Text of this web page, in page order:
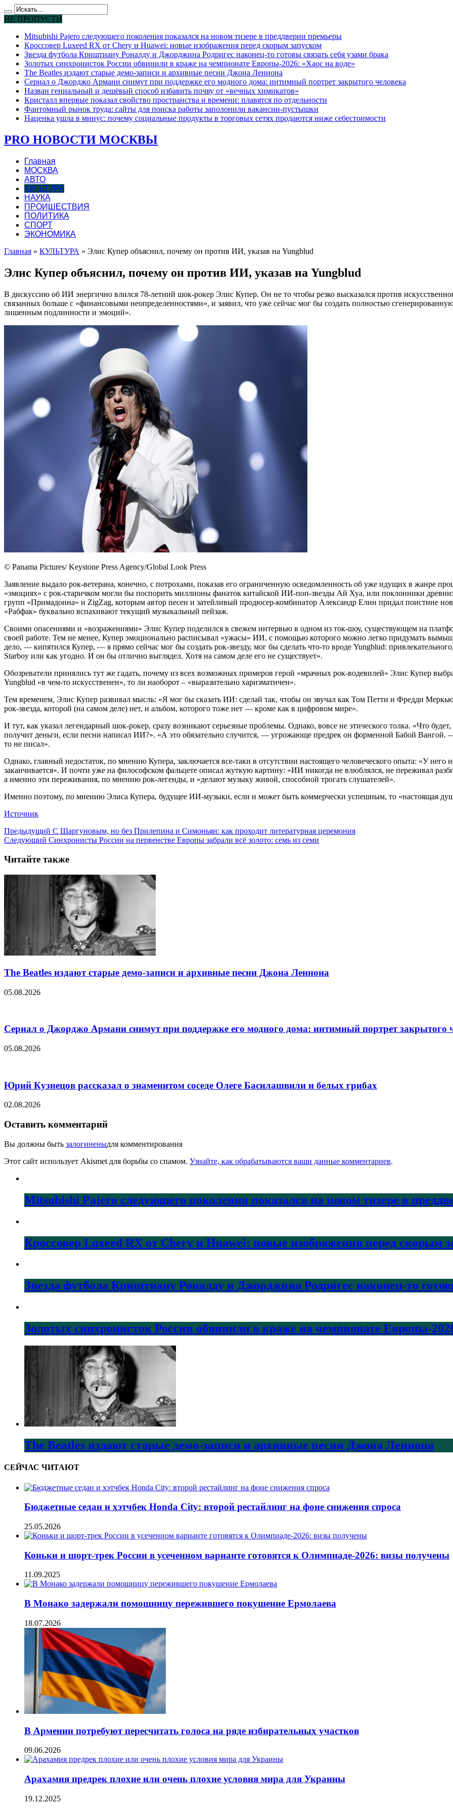
НЕ ПРОПУСТИ
Mitsubishi Pajero следующего поколения показался на новом тизере в преддверии премьеры
Кроссовер Luxeed RX от Chery и Huawei: новые изображения перед скорым запуском
Звезда футбола Криштиану Роналду и Джорджина Родригес наконец-то готовы связать себя узами брака
Золотых синхронисток России обвинили в краже на чемпионате Европы-2026: «Хаос на воде»
The Beatles издают старые демо-записи и архивные песни Джона Леннона
Сериал о Джорджо Армани снимут при поддержке его модного дома: интимный портрет закрытого человека
Назван гениальный и дешёвый способ избавить почву от «вечных химикатов»
Кристалл впервые показал свойство пространства и времени: плавятся по отдельности
Фантомный рынок труда: сайты для поиска работы заполонили вакансии-пустышки
Наценка ушла в минус: почему социальные продукты в торговых сетях продаются ниже себестоимости
PRO НОВОСТИ МОСКВЫ
Главная
МОСКВА
АВТО
КУЛЬТУРА
НАУКА
ПРОИШЕСТВИЯ
ПОЛИТИКА
СПОРТ
ЭКОНОМИКА
Главная » КУЛЬТУРА » Элис Купер объяснил, почему он против ИИ, указав на Yungblud
Элис Купер объяснил, почему он против ИИ, указав на Yungblud
В дискуссию об ИИ энергично влился 78-летний шок-рокер Элис Купер. Он не то чтобы резко высказался против
связанных больше с «финансовыми неопределенностями», и заявил, что уже сейчас мог бы создать полностью
лишенным подлинности и эмоций».
© Panama Pictures/ Keystone Press Agency/Global Look Press
Заявление выдало рок-ветерана, конечно, с потрохами, показав его ограниченную осведомленность об уже идущих в жанре
«эмоциях» с рок-старичком могли бы поспорить миллионы фанаток китайской ИИ-поп-звезды Ай Хуа, или поклонники
групп «Примадонна» и ZigZag, которым автор песен и затейливый продюсер-комбинатор Александр Елин придал
«Рабфак» буквально вспахивают текущий музыкальный пейзаж.
Своими опасениями и «возражениями» Элис Купер поделился в свежем интервью в одном из ток-шоу, существующем на
своей работе. Тем не менее, Купер эмоционально расписывал «ужасы» ИИ, с помощью которого можно легко придумать
дело, — кипятился Купер, — я прямо сейчас мог бы создать рок-звезду, мог бы сделать что-то вроде Yungblud:
Starboy или как угодно. И он бы отлично выглядел. Хотя на самом деле его не существует».
Обозреватели принялись тут же гадать, почему из всех возможных примеров герой «мрачных рок-водевилей» Элис Купер
Yungblud «в чем-то искусственен», то ли наоборот – «выразительно харизматичен».
Тем временем, Элис Купер развивал мысль: «Я мог бы сказать ИИ: сделай так, чтобы он звучал как Том Петти и Фредди
рок-звезда, которой (на самом деле) нет, и альбом, которого тоже нет — кроме как в цифровом мире».
И тут, как указал легендарный шок-рокер, сразу возникают серьезные проблемы. Однако, вовсе не этического толка. «Что
получит деньги, если песни написал ИИ?». «А это обязательно случится, — угрожающе предрек он форменной Бабой
то не писал».
Однако, главный недостаток, по мнению Купера, заключается все-таки в отсутствии настоящего человеческого опыта: «У
заканчивается». И почти уже на философском фальцете описал жуткую картину: «ИИ никогда не влюблялся, не переживал
а именно эти переживания, по мнению рок-легенды, и «делают музыку живой, способной трогать слушателей».
Именно поэтому, по мнению Элиса Купера, будущее ИИ-музыки, если и может быть коммерчески успешным, то «настоящая
Источник
Предыдущий С Шаргуновым, но без Прилепина и Симоньян: как проходит литературная церемония
Следующий Синхронисты России на первенстве Европы забрали всё золото: семь из семи
Читайте также
The Beatles издают старые демо-записи и архивные песни Джона Леннона
05.08.2026
Сериал о Джорджо Армани снимут при поддержке его модного дома: интимный портрет закрытого
05.08.2026
Юрий Кузнецов рассказал о знаменитом соседе Олеге Басилашвили и белых грибах
02.08.2026
Оставить комментарий
Вы должны быть залогиненыдля комментирования
Этот сайт использует Akismet для борьбы со спамом. Узнайте, как обрабатываются ваши данные комментариев.
Mitsubishi Pajero следующего поколения показался на новом тизере в
Кроссовер Luxeed RX от Chery и Huawei: новые изображения перед скорым
Звезда футбола Криштиану Роналду и Джорджина Родригес наконец-то
Золотых синхронисток России обвинили в краже на чемпионате Европы-
The Beatles издают старые демо-записи и архивные песни Джона Леннона
СЕЙЧАС ЧИТАЮТ
Бюджетные седан и хэтчбек Honda City: второй рестайлинг на фоне снижения спроса
25.05.2026
Коньки и шорт-трек России в усеченном варианте готовятся к Олимпиаде-2026: визы получены
11.09.2025
В Монако задержали помощницу пережившего покушение Ермолаева
18.07.2026
В Армении потребуют пересчитать голоса на ряде избирательных участков
09.06.2026
Арахамия предрек плохие или очень плохие условия мира для Украины
19.12.2025